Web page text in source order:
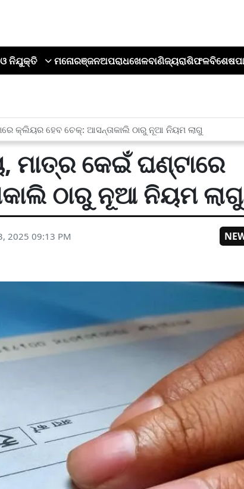
ନିଯୁକ୍ତି ମନୋରଞ୍ଜନଅପରାଧଖେଳବାଣିଜ୍ୟରାଶିଫଳବିଶେଷ
କ୍ଲିୟର ହେବ ଚେକ୍: ଆସନ୍ତାକାଲି ଠାରୁ ନୂଆ ନିୟମ ଲାଗୁ
କେଇଁ ଘଣ୍ଟାରେ
ଠାରୁ ନୂଆ ନିୟମ ଲାଗୁ
2025 09:13 PM